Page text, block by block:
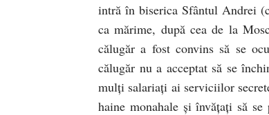
intră în biserica Sfântul Andrei
ca mărime, după cea de la
călugăr a fost convins să se
călugăr nu a acceptat să se
mulţi salariaţi ai serviciilor
haine monahale şi învăţaţi să